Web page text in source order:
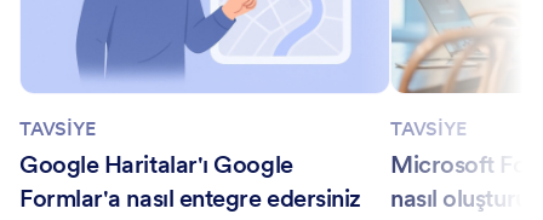
TAVSİYE
Google Haritalar'ı Google
Formlar'a nasıl entegre edersiniz
TAVSİYE
Microsoft
nasıl